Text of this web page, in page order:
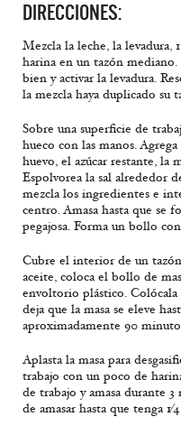
DIRECCIONES:
Mezcla la leche, la levadura,
harina en un tazón mediano.
bien y activar la levadura.
la mezcla haya duplicado su
Sobre una superficie de
hueco con las manos.
huevo, el azúcar restante, la
Espolvorea la sal alrededor
mezcla los ingredientes e
centro. Amasa hasta que se
pegajosa. Forma un bollo
Cubre el interior de un
aceite, coloca el bollo de
envoltorio plástico. Colócala
deja que la masa se eleve
aproximadamente 90
Aplasta la masa para
trabajo con un poco de
de trabajo y amasa durante
de amasar hasta que tenga